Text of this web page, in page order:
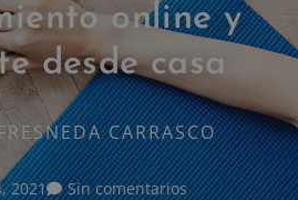
online y
desde casa
CARRASCO
2021 Sin comentarios